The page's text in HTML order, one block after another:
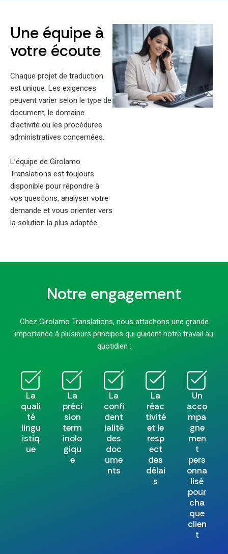
Une équipe à
votre écoute
Chaque projet de traduction
est unique. Les exigences
peuvent varier selon le type de
document, le domaine
d’activité ou les procédures
administratives concernées.
L’équipe de Girolamo
Translations est toujours
disponible pour répondre à
vos questions, analyser votre
demande et vous orienter vers
la solution la plus adaptée.
Notre engagement
Chez Girolamo Translations, nous attachons une grande
importance à plusieurs principes qui guident notre travail au
quotidien :
La
quali
té
lingu
istiq
ue
La
préci
sion
term
inolo
giqu
e
La
confi
dent
ialité
des
doc
ume
nts
La
réac
tivité
et le
resp
ect
des
délai
s
Un
acco
mpa
gne
men
t
pers
onna
lisé
pour
cha
que
clien
t